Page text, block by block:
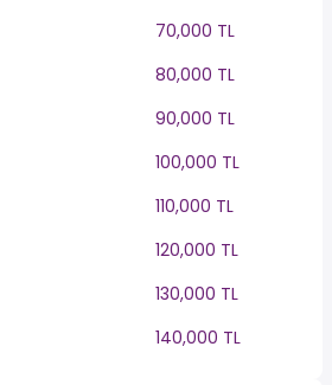
70,000 TL
80,000 TL
90,000 TL
100,000 TL
110,000 TL
120,000 TL
130,000 TL
140,000 TL